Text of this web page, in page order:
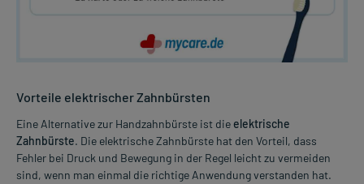
Vorteile elektrischer Zahnbürsten
Eine Alternative zur Handzahnbürste ist dieelektrische
Zahnbürste. Die elektrische Zahnbürste hat den Vorteil, dass
Fehler bei Druck und Bewegung in der Regel leicht zu vermeiden
sind, wenn man einmal die richtige Anwendung verstanden hat.